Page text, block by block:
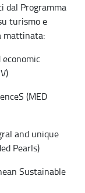
dal Programma
turismo e
mattinata:
(MED
and unique
Pearls)
Sustainable